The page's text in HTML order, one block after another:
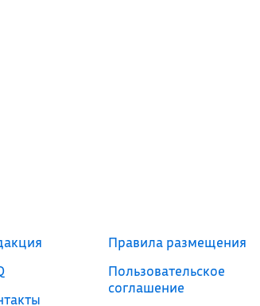
Правила размещения
Пользовательское
соглашение